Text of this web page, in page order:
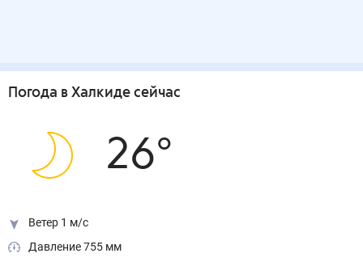
Погода в Халкиде сейчас
26°
Ветер 1 м/с
Давление 755 мм